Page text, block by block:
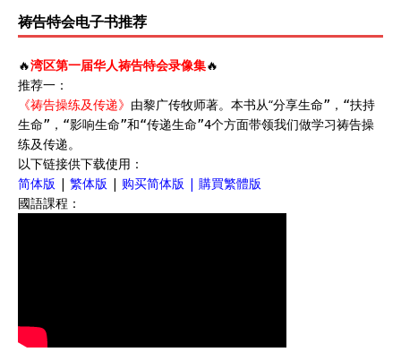
祷告特会电子书推荐
🔥湾区第一届华人祷告特会录像集🔥
推荐一：
《祷告操练及传递》 由黎广传牧师著。本书从“分享生命”，“扶持
生命”，“影响生命”和“传递生命”4个方面带领我们做学习祷告操
练及传递。
以下链接供下载使用：
简体版 | 繁体版 | 购买简体版 | 購買繁體版
國語課程：